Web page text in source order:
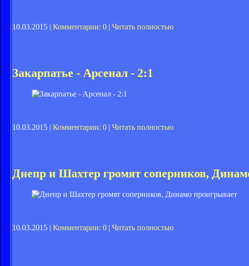
10.03.2015 | Комментарии: 0 | Читать полностью
Закарпатье - Арсенал - 2:1
10.03.2015 | Комментарии: 0 | Читать полностью
Днепр и Шахтер громят соперников,
10.03.2015 | Комментарии: 0 | Читать полностью